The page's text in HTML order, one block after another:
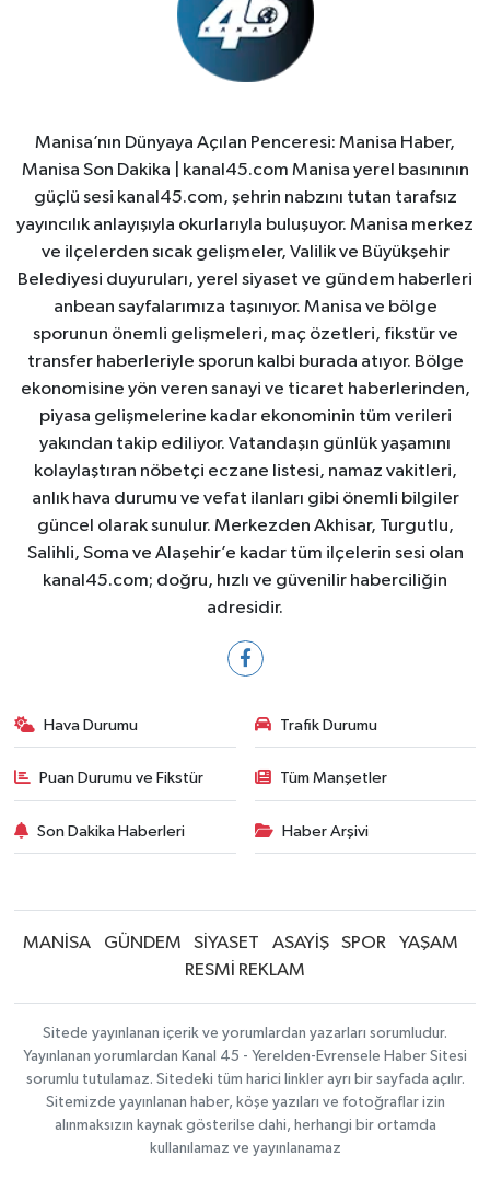
Manisa’nın Dünyaya Açılan Penceresi: Manisa Haber,
Manisa Son Dakika | kanal45.com Manisa yerel basınının
güçlü sesi kanal45.com, şehrin nabzını tutan tarafsız
yayıncılık anlayışıyla okurlarıyla buluşuyor. Manisa merkez
ve ilçelerden sıcak gelişmeler, Valilik ve Büyükşehir
Belediyesi duyuruları, yerel siyaset ve gündem haberleri
anbean sayfalarımıza taşınıyor. Manisa ve bölge
sporunun önemli gelişmeleri, maç özetleri, fikstür ve
transfer haberleriyle sporun kalbi burada atıyor. Bölge
ekonomisine yön veren sanayi ve ticaret haberlerinden,
piyasa gelişmelerine kadar ekonominin tüm verileri
yakından takip ediliyor. Vatandaşın günlük yaşamını
kolaylaştıran nöbetçi eczane listesi, namaz vakitleri,
anlık hava durumu ve vefat ilanları gibi önemli bilgiler
güncel olarak sunulur. Merkezden Akhisar, Turgutlu,
Salihli, Soma ve Alaşehir’e kadar tüm ilçelerin sesi olan
kanal45.com; doğru, hızlı ve güvenilir haberciliğin
adresidir.
Hava Durumu Trafik Durumu
Puan Durumu ve Fikstür Tüm Manşetler
Son Dakika Haberleri Haber Arşivi
MANİSA GÜNDEM SİYASET ASAYİŞ SPOR
YAŞAM
RESMİ REKLAM
Sitede yayınlanan içerik ve yorumlardan yazarları sorumludur.
Yayınlanan yorumlardan Kanal 45 - Yerelden-Evrensele Haber Sitesi
sorumlu tutulamaz. Sitedeki tüm harici linkler ayrı bir sayfada açılır.
Sitemizde yayınlanan haber, köşe yazıları ve fotoğraflar izin
alınmaksızın kaynak gösterilse dahi, herhangi bir ortamda
kullanılamaz ve yayınlanamaz